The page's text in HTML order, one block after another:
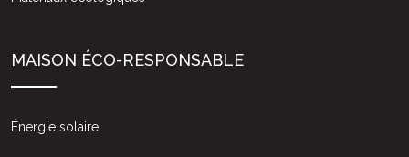
MAISON ÉCO-RESPONSABLE
Énergie solaire